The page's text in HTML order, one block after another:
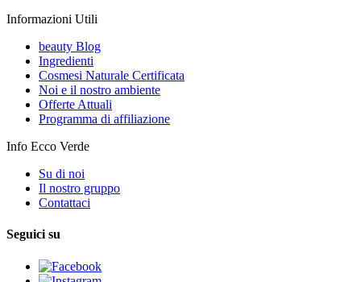
Informazioni Utili
beauty Blog
Ingredienti
Cosmesi Naturale Certificata
Noi e il nostro ambiente
Offerte Attuali
Programma di affiliazione
Info Ecco Verde
Su di noi
Il nostro gruppo
Contattaci
Seguici su